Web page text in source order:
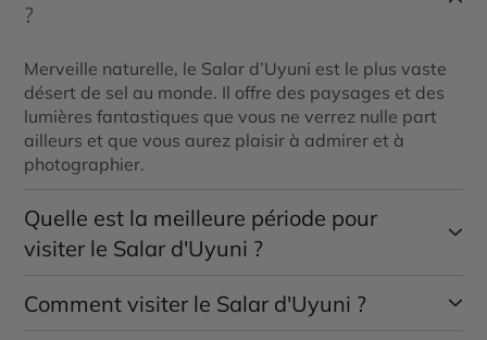
?
Merveille naturelle, le Salar d’Uyuni est le plus vaste
désert de sel au monde. Il offre des paysages et des
lumières fantastiques que vous ne verrez nulle part
ailleurs et que vous aurez plaisir à admirer et à
photographier.
Quelle est la meilleure période pour
visiter le Salar d'Uyuni ?
La meilleure période pour visiter le Salar d’Uyuni est
la saison sèche, d’avril à novembre, avec une réserve
Comment visiter le Salar d'Uyuni ?